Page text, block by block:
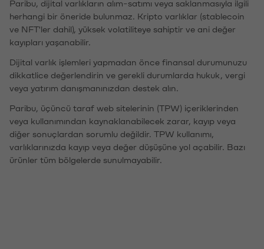
Paribu, dijital varlıkların alım-satımı veya saklanmasıyla ilgili
herhangi bir öneride bulunmaz. Kripto varlıklar (stablecoin
ve NFT'ler dahil), yüksek volatiliteye sahiptir ve ani değer
kayıpları yaşanabilir.
Dijital varlık işlemleri yapmadan önce finansal durumunuzu
dikkatlice değerlendirin ve gerekli durumlarda hukuk, vergi
veya yatırım danışmanınızdan destek alın.
Paribu, üçüncü taraf web sitelerinin (TPW) içeriklerinden
veya kullanımından kaynaklanabilecek zarar, kayıp veya
diğer sonuçlardan sorumlu değildir. TPW kullanımı,
varlıklarınızda kayıp veya değer düşüşüne yol açabilir. Bazı
ürünler tüm bölgelerde sunulmayabilir.